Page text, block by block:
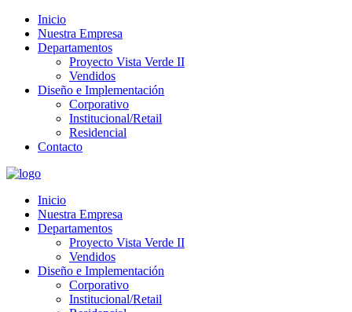
Inicio
Nuestra Empresa
Departamentos
Proyecto Vista Verde II
Vendidos
Diseño e Implementación
Corporativo
Institucional/Retail
Residencial
Contacto
Inicio
Nuestra Empresa
Departamentos
Proyecto Vista Verde II
Vendidos
Diseño e Implementación
Corporativo
Institucional/Retail